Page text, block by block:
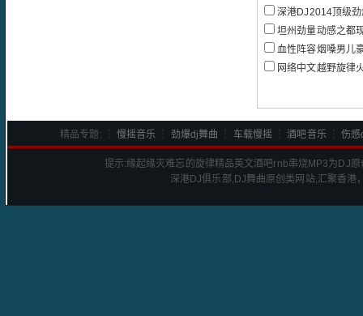
深港DJ2014顶级
坦州劲量动感之都
血性阵容烟嗓男儿豪情再邀兄
网络中文越野旋律
精品专题: ┆ 慢摇音乐 劲爆dj舞曲 车载慢摇 ┆酒吧音乐┆伤感
提示:缘起缘灭难忘的旋律精品英文酒吧rnb串烧MP3为DJ
深港DJ俱乐部,DJ舞曲原创类网站,汇聚香港